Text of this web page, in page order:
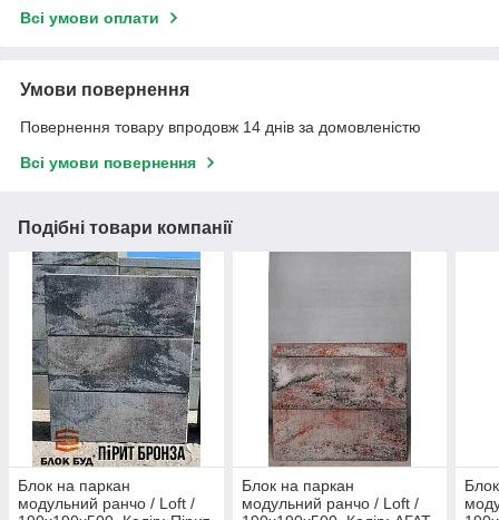
Всі умови оплати
Умови повернення
Повернення товару впродовж 14 днів за домовленістю
Всі умови повернення
Подібні товари компанії
Блок на паркан
модульний ранчо / Loft /
Блок на паркан
модульний ранчо / Loft /